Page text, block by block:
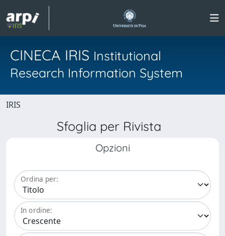
CINECA IRIS Institutional
Research Information System
IRIS
Sfoglia per Rivista
Opzioni
Ordina per:
In ordine: